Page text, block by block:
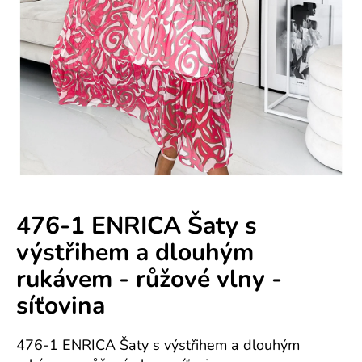
476-1 ENRICA Šaty s
výstřihem a dlouhým
rukávem - růžové vlny -
síťovina
476-1 ENRICA Šaty s výstřihem a dlouhým
e
n
á
j
?
HĽADAŤ
d